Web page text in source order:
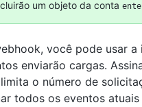
um objeto da conta
você pode usar
enviarão cargas.
o número de
todos os eventos